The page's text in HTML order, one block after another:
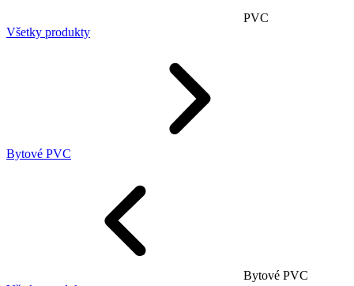
PVC
Všetky produkty
Bytové PVC
Bytové PVC